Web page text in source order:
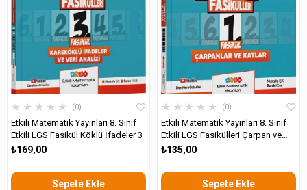
★ ★ ★ ★ ★ 0
Etkili Matematik Yayınları 8. Sınıf
Etkili LGS Fasikül Köklü İfadeler 3
₺169,00
Sepete Ekle
★ ★ ★ ★ ★ 0
Etkili Matematik Yayınları 8. Sınıf
Etkili LGS Fasikülleri Çarpan ve
Katlar 1
₺135,00
Sepete Ekle